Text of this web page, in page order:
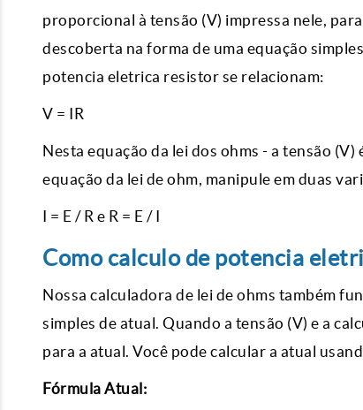
proporcional à tensão (V) impressa nele,
descoberta na forma de uma equação
potencia eletrica resistor se relacionam:
V = IR
Nesta equação da lei dos ohms - a tensão
equação da lei de ohm, manipule em duas
I = E / R e R = E / I
Como calculo de potencia
Nossa calculadora de lei de ohms também
simples de atual. Quando a tensão (V) e a
para a atual. Você pode calcular a atual
Fórmula Atual: